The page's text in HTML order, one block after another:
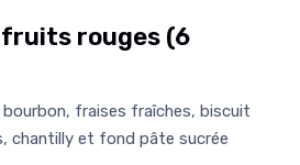
rouges (6
fraises fraîches, biscuit
chantilly et fond pâte sucrée